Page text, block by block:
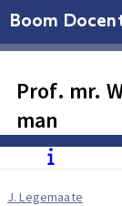
Boom
Prof. mr.
man
J. Legemaate